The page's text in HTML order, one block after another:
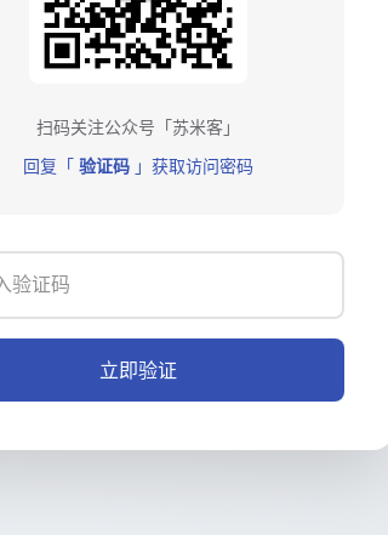
扫码关注公众号「苏米客」
回复「 验证码 」获取访问密码
立即验证